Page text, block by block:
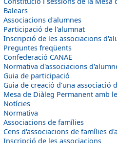
Balears
Associacions d'alumnes
Participació de l'alumnat
Inscripció de les associacions
Preguntes freqüents
Confederació CANAE
Normativa d'associacions
Guia de participació
Guia de creació d'una associació
Mesa de Diàleg Permanent amb
Notícies
Normativa
Associacions de famílies
Cens d'associacions de famílies
Inscripció de les associacions